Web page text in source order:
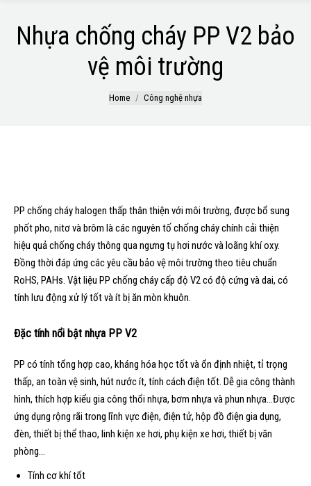
Nhựa chống cháy PP V2 bảo
vệ môi trường
Home Công nghệ nhựa
PP chống cháy halogen thấp thân thiện với môi trường, được bổ sung
phốt pho, nitơ và brôm là các nguyên tố chống cháy chính cải thiện
hiệu quả chống cháy thông qua ngưng tụ hơi nước và loãng khí oxy.
Đồng thời đáp ứng các yêu cầu bảo vệ môi trường theo tiêu chuẩn
RoHS, PAHs. Vật liệu PP chống cháy cấp độ V2 có độ cứng và dai, có
tính lưu động xử lý tốt và ít bị ăn mòn khuôn.
Đặc tính nổi bật nhựa PP V2
PP có tính tổng hợp cao, kháng hóa học tốt và ổn định nhiệt, tỉ trọng
thấp, an toàn vệ sinh, hút nước ít, tính cách điện tốt. Dễ gia công thành
hình, thích hợp kiểu gia công thổi nhựa, bơm nhựa và phun nhựa…Được
ứng dụng rộng rãi trong lĩnh vực điện, điện tử, hộp đồ điện gia dụng,
đèn, thiết bị thể thao, linh kiện xe hơi, phụ kiện xe hơi, thiết bị văn
phòng…
Tính cơ khí tốt